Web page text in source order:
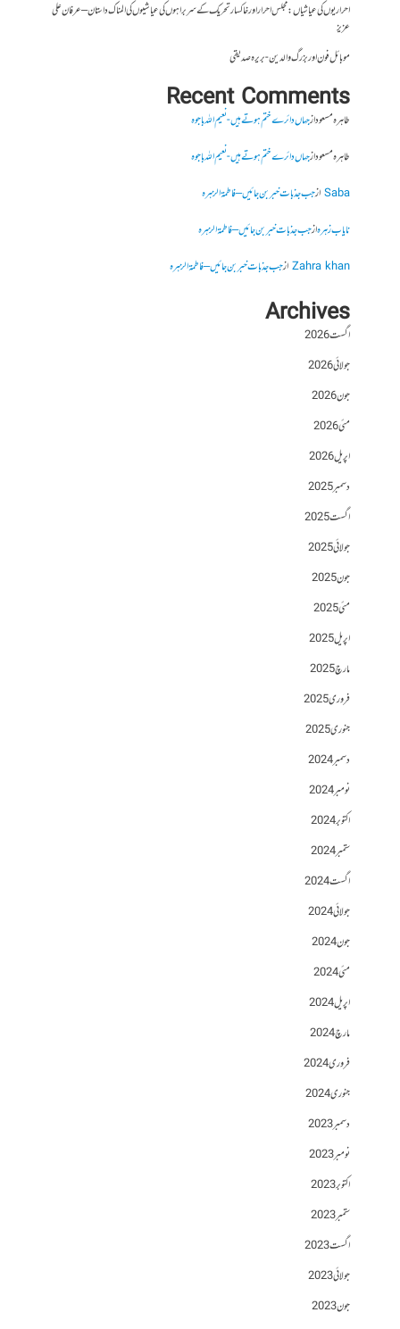
احراریوں کی عیاشیاں : مجلس احرار اور خاکسار تحریک کے سربراہوں کی عیاشیوں کی المناک داستان – عرفان علی
عزیز
موبائل فون اور بزرگ والدین- بریرہ صدیقی
Recent Comments
طاہرہ مسعودازجہاں دائرے ختم ہوتے ہیں- نعیم اللہ باجوہ
طاہرہ مسعودازجہاں دائرے ختم ہوتے ہیں- نعیم اللہ باجوہ
Sabaازجب جذبات خبر بن جائیں – فاطمۃالزہرہ
نایاب زہرہازجب جذبات خبر بن جائیں – فاطمۃالزہرہ
Zahra khanازجب جذبات خبر بن جائیں – فاطمۃالزہرہ
Archives
اگست 2026
جولائی 2026
جون 2026
مئی 2026
اپریل 2026
دسمبر 2025
اگست 2025
جولائی 2025
جون 2025
مئی 2025
اپریل 2025
مارچ 2025
فروری 2025
جنوری 2025
دسمبر 2024
نومبر 2024
اکتوبر 2024
ستمبر 2024
اگست 2024
جولائی 2024
جون 2024
مئی 2024
اپریل 2024
مارچ 2024
فروری 2024
جنوری 2024
دسمبر 2023
نومبر 2023
اکتوبر 2023
ستمبر 2023
اگست 2023
جولائی 2023
جون 2023